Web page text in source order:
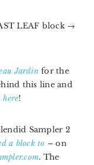
LEAF block →
Jardinfor the
this line and
!
Sampler 2
a block to – on
. The